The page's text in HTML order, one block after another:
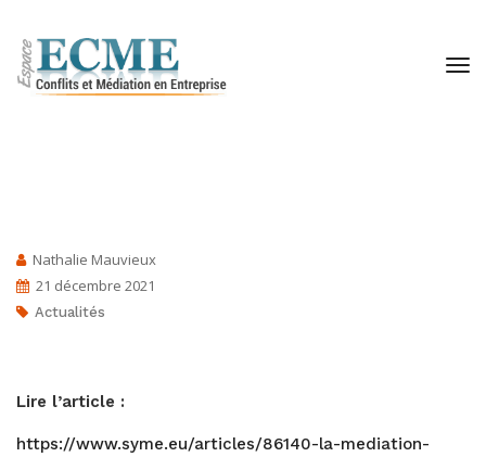
Nathalie Mauvieux
21 décembre 2021
Actualités
Lire l’article :
https://www.syme.eu/articles/86140-la-mediation-